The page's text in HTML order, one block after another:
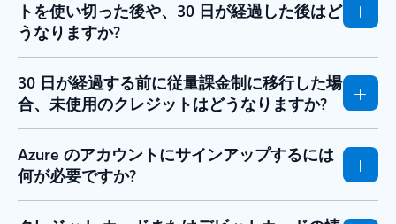
トを使い切った後や、30 日が経過した後はど
うなりますか?
30 日が経過する前に従量課金制に移行した場
合、未使用のクレジットはどうなりますか?
Azure のアカウントにサインアップするには
何が必要ですか?